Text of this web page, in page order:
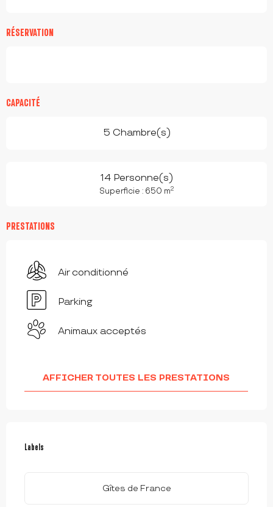
RÉSERVATION
CAPACITÉ
5 Chambre(s)
14 Personne(s)
Superficie : 650 m2
PRESTATIONS
Air conditionné
Parking
Animaux acceptés
AFFICHER TOUTES LES PRESTATIONS
Labels
Labels
Gîtes de France